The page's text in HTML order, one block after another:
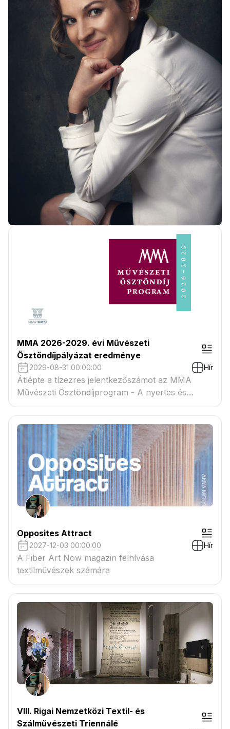
MMA 2026-2029. évi Művészeti
Ösztöndíjpályázat eredménye
2029-08-31 00:00:00 Hír
Átlépte a tízezres jelentkezőszámot az MMA
Művészeti Ösztöndíjprogram - A nyertes és
tartaléklistás pályázók névsora megtekinthető a
csatolmányban
Opposites Attract
2027-12-03 00:00:00 Hír
A Fiber Art Now magazin felhívása
textilművészek számára
VIII. Rigai Nemzetközi Textil- és
Szálművészeti Triennálé